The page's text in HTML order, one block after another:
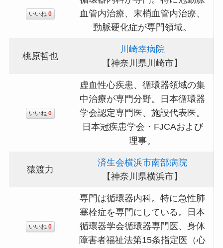
いいね 0
血管内治療、末梢血管内治療、
動脈硬化症が専門領域。
桃原哲也
川崎幸病院
【神奈川県川崎市】
いいね 0
虚血性心疾患、循環器領域の集
中治療が専門分野。日本循環器
学会認定専門医、施設代表医。
日本冠疾患学会・FJCAおよび
理事。
猿渡力
済生会横浜市南部病院
【神奈川県横浜市】
いいね 0
専門は循環器内科。特に急性肺
塞栓症を専門にしている。日本
循環器学会循環器専門医、身体
障害者福祉法第15条指定医（心